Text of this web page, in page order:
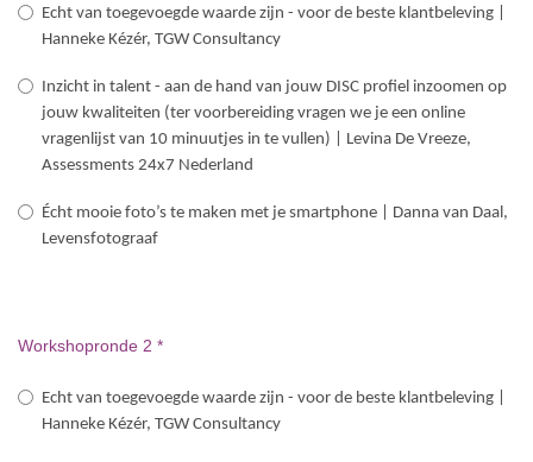
Echt van toegevoegde waarde zijn - voor de beste klantbeleving |
Hanneke Kézér, TGW Consultancy
Inzicht in talent - aan de hand van jouw DISC profiel inzoomen op
jouw kwaliteiten (ter voorbereiding vragen we je een online
vragenlijst van 10 minuutjes in te vullen) | Levina De Vreeze,
Assessments 24x7 Nederland
Écht mooie foto’s te maken met je smartphone | Danna van Daal,
Levensfotograaf
Workshopronde 2 *
Echt van toegevoegde waarde zijn - voor de beste klantbeleving |
Hanneke Kézér, TGW Consultancy